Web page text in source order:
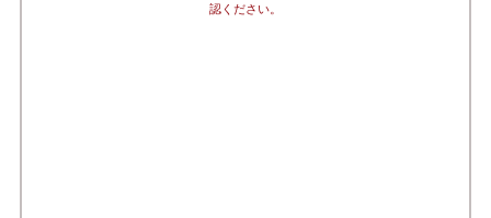
認ください。